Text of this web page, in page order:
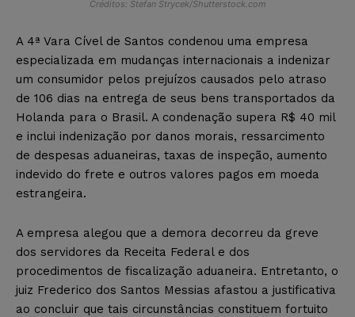
Créditos: Stefan Strycek/Shutterstock.com
A 4ª Vara Cível de Santos condenou uma empresa
especializada em mudanças internacionais a indenizar
um consumidor pelos prejuízos causados pelo atraso
de 106 dias na entrega de seus bens transportados da
Holanda para o Brasil. A condenação supera R$ 40 mil
e inclui indenização por danos morais, ressarcimento
de despesas aduaneiras, taxas de inspeção, aumento
indevido do frete e outros valores pagos em moeda
estrangeira.
A empresa alegou que a demora decorreu da greve
dos servidores da Receita Federal e dos
procedimentos de fiscalização aduaneira. Entretanto, o
juiz Frederico dos Santos Messias afastou a justificativa
ao concluir que tais circunstâncias constituem fortuito